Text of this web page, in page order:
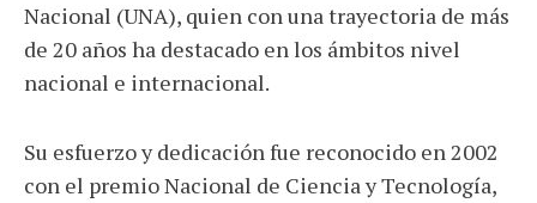
Nacional (UNA), quien con una trayectoria de más
de 20 años ha destacado en los ámbitos nivel
nacional e internacional.
Su esfuerzo y dedicación fue reconocido en 2002
con el premio Nacional de Ciencia y Tecnología,